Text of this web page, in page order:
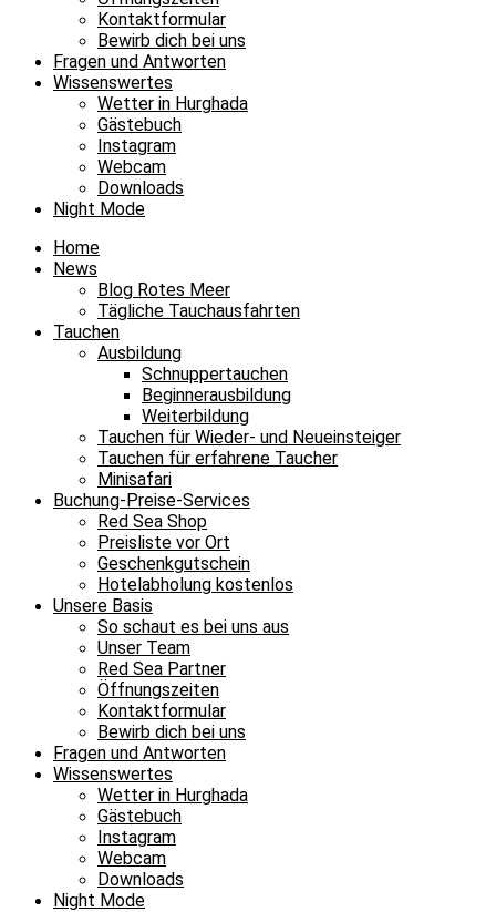
Kontaktformular
Bewirb dich bei uns
Fragen und Antworten
Wissenswertes
Wetter in Hurghada
Gästebuch
Instagram
Webcam
Downloads
Night Mode
Home
News
Blog Rotes Meer
Tägliche Tauchausfahrten
Tauchen
Ausbildung
Schnuppertauchen
Beginnerausbildung
Weiterbildung
Tauchen für Wieder- und Neueinsteiger
Tauchen für erfahrene Taucher
Minisafari
Buchung-Preise-Services
Red Sea Shop
Preisliste vor Ort
Geschenkgutschein
Hotelabholung kostenlos
Unsere Basis
So schaut es bei uns aus
Unser Team
Red Sea Partner
Öffnungszeiten
Kontaktformular
Bewirb dich bei uns
Fragen und Antworten
Wissenswertes
Wetter in Hurghada
Gästebuch
Instagram
Webcam
Downloads
Night Mode